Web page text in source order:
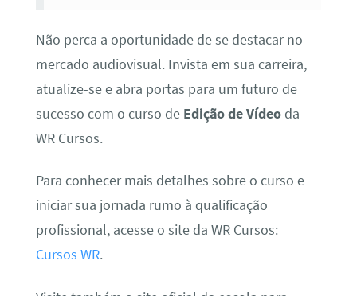
Não perca a oportunidade de se destacar no
mercado audiovisual. Invista em sua carreira,
atualize-se e abra portas para um futuro de
sucesso com o curso de Edição de Vídeoda
WR Cursos.
Para conhecer mais detalhes sobre o curso e
iniciar sua jornada rumo à qualificação
profissional, acesse o site da WR Cursos:
Cursos WR.